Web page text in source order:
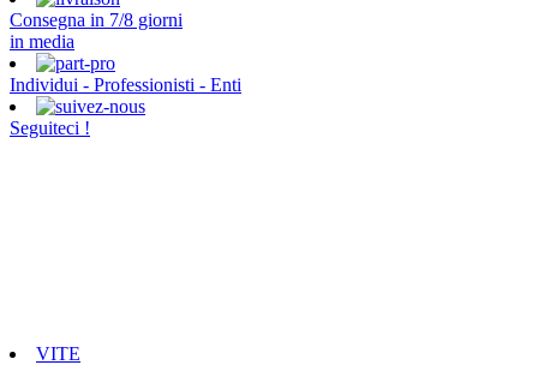
Consegna in 7/8 giorni
in media
Individui - Professionisti - Enti
Seguiteci !
VITE